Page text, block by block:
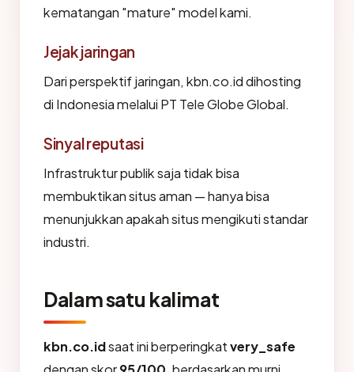
kematangan "mature" model kami.
Jejak jaringan
Dari perspektif jaringan, kbn.co.id dihosting
di Indonesia melalui PT Tele Globe Global.
Sinyal reputasi
Infrastruktur publik saja tidak bisa
membuktikan situs aman — hanya bisa
menunjukkan apakah situs mengikuti standar
industri.
Dalam satu kalimat
kbn.co.idsaat ini berperingkatvery_safe